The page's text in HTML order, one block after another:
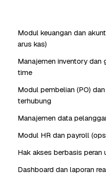
Modul keuangan dan
arus kas)
Manajemen inventory
time
Modul pembelian (PO)
terhubung
Manajemen data
Modul HR dan payroll
Hak akses berbasis peran
Dashboard dan laporan